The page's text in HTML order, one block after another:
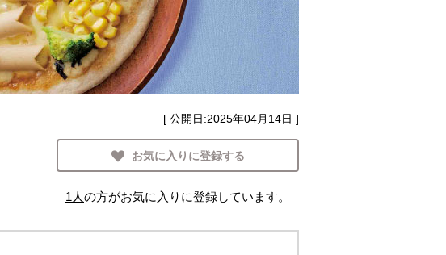
[ 公開日:2025年04月14日 ]
お気に入りに登録する
1人の方がお気に入りに登録しています。